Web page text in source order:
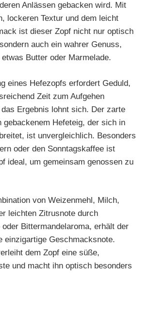
Anlässen gebacken wird. Mit
lockeren Textur und dem leicht
ist dieser Zopf nicht nur optisch
auch ein wahrer Genuss,
Butter oder Marmelade.
eines Hefezopfs erfordert Geduld,
Zeit zum Aufgehen
Ergebnis lohnt sich. Der zarte
gebackenem Hefeteig, der sich in
ist unvergleichlich. Besonders
oder den Sonntagskaffee ist
ideal, um gemeinsam genossen zu
von Weizenmehl, Milch,
leichten Zitrusnote durch
Bittermandelaroma, erhält der
einzigartige Geschmacksnote.
dem Zopf eine süße,
und macht ihn optisch besonders